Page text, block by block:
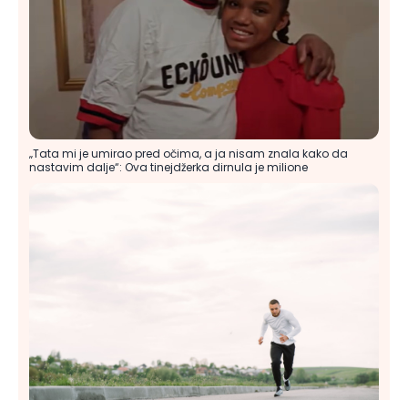
„Tata mi je umirao pred očima, a ja nisam znala kako da
nastavim dalje“: Ova tinejdžerka dirnula je milione